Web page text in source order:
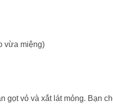
vừa miệng)
vỏ và xắt lát mỏng. Bạn